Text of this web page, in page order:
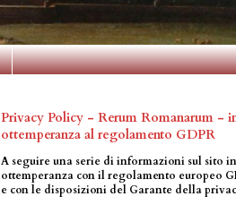
Privacy Policy - Rerum Romanarum -
ottemperanza al regolamento GDPR
A seguire una serie di informazioni sul sito in
ottemperanza con il regolamento europeo
e con le disposizioni del Garante della